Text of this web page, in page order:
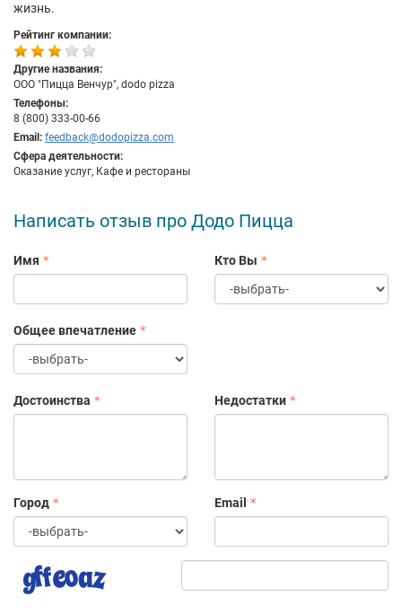
жизнь.
Рейтинг компании:
Другие названия:
ООО "Пицца Венчур", dodo pizza
Телефоны:
8 (800) 333-00-66
Email: feedback@dodopizza.com
Сфера деятельности:
Оказание услуг, Кафе и рестораны
Написать отзыв про Додо Пицца
Имя Кто Вы
Общее впечатление
Достоинства Недостатки
Город Email